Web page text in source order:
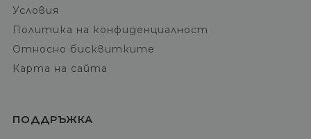
Условия
Политика на конфиденциалност
Относно бисквитките
Карта на сайта
ПОДДРЪЖКА